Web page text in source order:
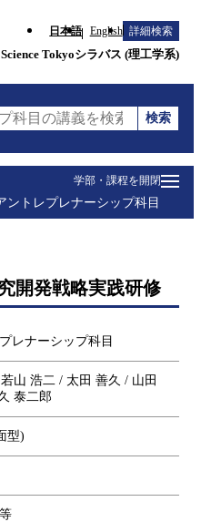
日本語 English 詳細検索
Science Tokyoシラバス (理工学系)
科目の講義を検索（講義名
検索
学部・課程を開閉
ントレプレナーシップ科目
開発戦略実践研修
レナーシップ科目
山 浩二 / 太田 善久 / 山田
泰二郎
型)